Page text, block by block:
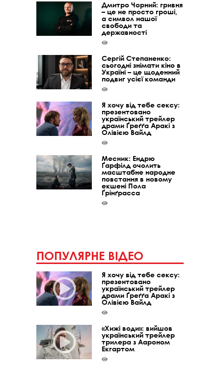
Дмитро Чорний: гривня
– це не просто гроші,
а символ нашої
свободи та
державності
Сергій Степаненко:
сьогодні знімати кіно в
Україні – це щоденний
подвиг усієї команди
Я хочу від тебе сексу:
презентовано
український трейлер
драми Ґреґґа Аракі з
Олівією Вайлд
Месник: Ендрю
Ґарфілд очолить
масштабне народне
повстання в новому
екшені Пола
Ґрінґрасса
ПОПУЛЯРНЕ ВІДЕО
Я хочу від тебе сексу:
презентовано
український трейлер
драми Ґреґґа Аракі з
Олівією Вайлд
«Хижі води»: вийшов
український трейлер
трилера з Аароном
Екгартом